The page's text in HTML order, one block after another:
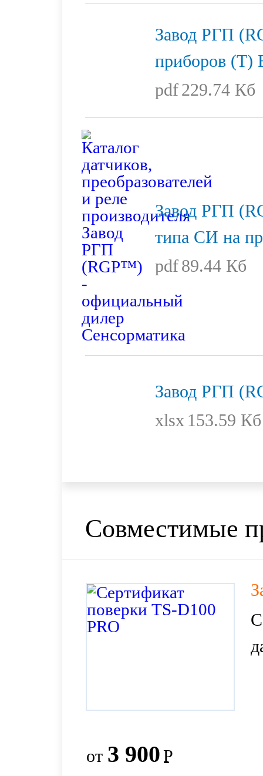
Завод РГП
приборов (T)
pdf229.74 Кб
Завод РГП
типа СИ на
pdf89.44 Кб
Завод РГП
xlsx 153.59 Кб
Совместимые
от 3 900Р